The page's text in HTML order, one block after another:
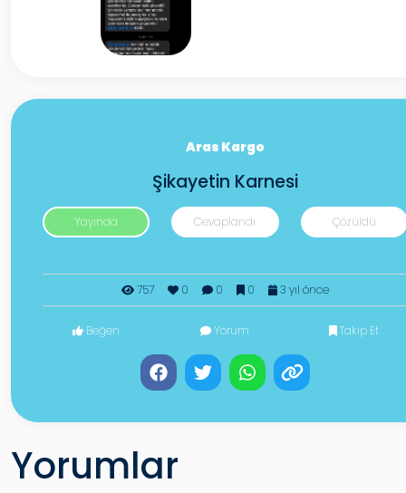
Aras Kargo
Şikayetin Karnesi
Yayında Cevaplandı Çözüldü
757 0 0 0 3 yıl önce
Beğen Yorum Takip Et
Yorumlar